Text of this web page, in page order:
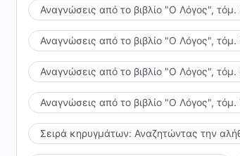
Αναγνώσεις από το βιβλίο "Ο Λόγος",
Αναγνώσεις από το βιβλίο "Ο Λόγος",
Αναγνώσεις από το βιβλίο "Ο Λόγος",
Αναγνώσεις από το βιβλίο "Ο Λόγος",
Σειρά κηρυγμάτων: Αναζητώντας την